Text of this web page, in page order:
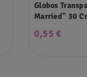
Globos
Married" 30
Precio
0,55 €